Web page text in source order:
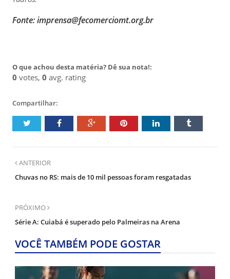
Fonte: imprensa@fecomerciomt.org.br
O que achou desta matéria? Dê sua nota!:
0 votes, 0 avg. rating
Compartilhar:
ANTERIOR
Chuvas no RS: mais de 10 mil pessoas foram resgatadas
PRÓXIMO
Série A: Cuiabá é superado pelo Palmeiras na Arena
VOCÊ TAMBÉM PODE GOSTAR